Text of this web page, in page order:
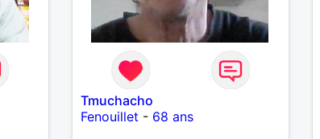
Tmuchacho
Fenouillet - 68 ans